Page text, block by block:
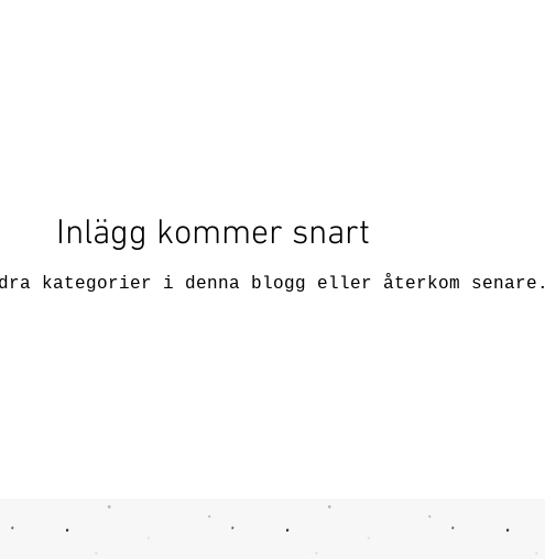
Inlägg kommer snart
kategorier i denna blogg eller återkom senare.